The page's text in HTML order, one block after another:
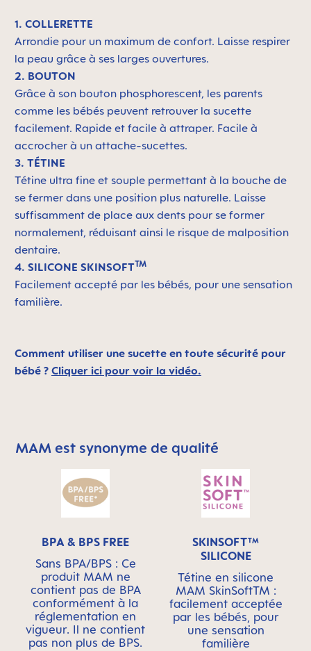
1. COLLERETTE
Arrondie pour un maximum de confort. Laisse respirer
la peau grâce à ses larges ouvertures.
2. BOUTON
Grâce à son bouton phosphorescent, les parents
comme les bébés peuvent retrouver la sucette
facilement. Rapide et facile à attraper. Facile à
accrocher à un attache-sucettes.
3. TÉTINE
Tétine ultra fine et souple permettant à la bouche de
se fermer dans une position plus naturelle. Laisse
suffisamment de place aux dents pour se former
normalement, réduisant ainsi le risque de malposition
dentaire.
4. SILICONE SKINSOFTTM
Facilement accepté par les bébés, pour une sensation
familière.
Comment utiliser une sucette en toute sécurité pour
bébé ? Cliquer ici pour voir la vidéo.
Skip MAM Means Quality Icon Bar
MAM est synonyme de qualité
BPA & BPS FREE
Sans BPA/BPS : Ce
produit MAM ne
contient pas de BPA
conformément à la
réglementation en
vigueur. Il ne contient
pas non plus de BPS.
SKINSOFT™
SILICONE
Tétine en silicone
MAM SkinSoftTM :
facilement acceptée
par les bébés, pour
une sensation
familière